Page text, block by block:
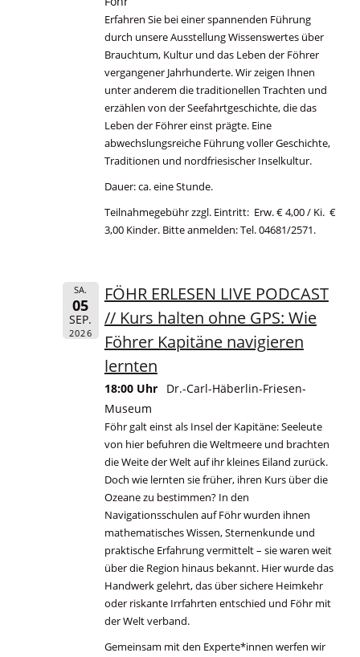
Erfahren Sie bei einer spannenden Führung
durch unsere Ausstellung Wissenswertes über
Brauchtum, Kultur und das Leben der Föhrer
vergangener Jahrhunderte. Wir zeigen Ihnen
unter anderem die traditionellen Trachten und
erzählen von der Seefahrtgeschichte, die das
Leben der Föhrer einst prägte. Eine
abwechslungsreiche Führung voller Geschichte,
Traditionen und nordfriesischer Inselkultur.
Dauer: ca. eine Stunde.
Teilnahmegebühr zzgl. Eintritt: Erw. € 4,00 / Ki. €
3,00 Kinder. Bitte anmelden: Tel. 04681/2571.
SA.
05
SEP.
2026
FÖHR ERLESEN LIVE PODCAST
// Kurs halten ohne GPS: Wie
Föhrer Kapitäne navigieren
lernten
18:00 Uhr
Dr.-Carl-Häberlin-Friesen-
Museum
Föhr galt einst als Insel der Kapitäne: Seeleute
von hier befuhren die Weltmeere und brachten
die Weite der Welt auf ihr kleines Eiland zurück.
Doch wie lernten sie früher, ihren Kurs über die
Ozeane zu bestimmen? In den
Navigationsschulen auf Föhr wurden ihnen
mathematisches Wissen, Sternenkunde und
praktische Erfahrung vermittelt – sie waren weit
über die Region hinaus bekannt. Hier wurde das
Handwerk gelehrt, das über sichere Heimkehr
oder riskante Irrfahrten entschied und Föhr mit
der Welt verband.
Gemeinsam mit den Experte*innen werfen wir